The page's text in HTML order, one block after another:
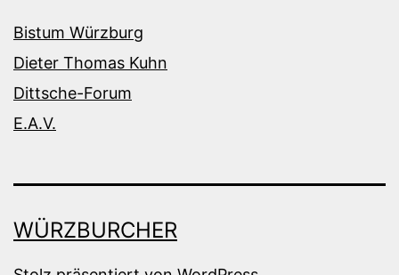
Bistum Würzburg
Dieter Thomas Kuhn
Dittsche-Forum
E.A.V.
WÜRZBURCHER